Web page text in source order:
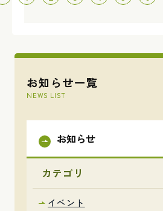
お知らせ一覧
NEWS LIST
お知らせ
カテゴリ
イベント